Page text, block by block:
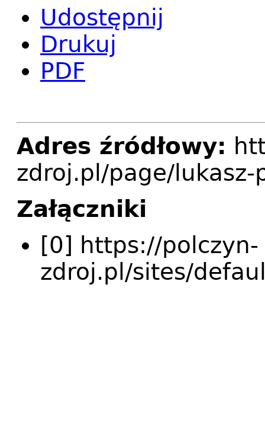
Udostępnij
Drukuj
PDF
Adres źródłowy:
zdroj.pl/page/lukasz-
Załączniki
[0] https://polczyn-
zdroj.pl/sites/